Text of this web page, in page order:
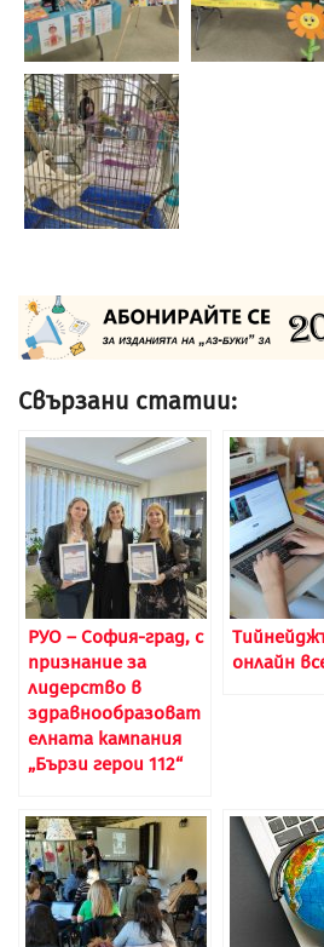
Свързани статии:
РУО – София-град, с
признание за
лидерство в
здравнообразоват
елната кампания
„Бързи герои 112“
онлайн